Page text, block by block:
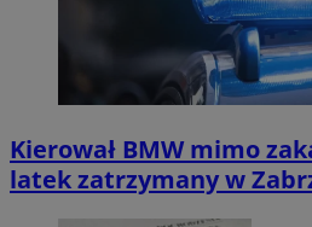
Kierował BMW mimo
latek zatrzymany w